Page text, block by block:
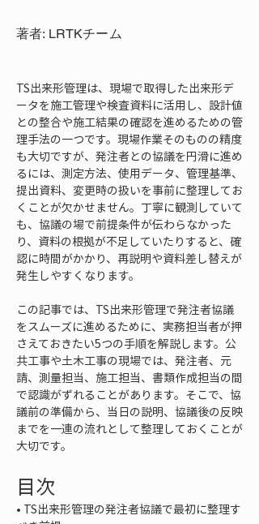
著者: LRTKチーム
TS出来形管理は、現場で取得した出来形デ
ータを施工管理や検査資料に活用し、設計値
との整合や施工結果の確認を進めるための管
理手法の一つです。現場作業そのものの精度
も大切ですが、発注者との協議を円滑に進め
るには、測定方法、使用データ、管理基準、
提出資料、変更時の扱いを事前に整理してお
くことが欠かせません。丁寧に観測していて
も、協議の場で前提条件が伝わらなかった
り、資料の根拠が不足していたりすると、確
認に時間がかかり、再説明や資料差し替えが
発生しやすくなります。
この記事では、TS出来形管理で発注者協議
をスムーズに進めるために、実務担当者が押
さえておきたい5つの手順を解説します。公
共工事や土木工事の現場では、発注者、元
請、測量担当、施工担当、書類作成担当の間
で認識がずれることがあります。そこで、協
議前の準備から、当日の説明、協議後の反映
までを一連の流れとして整理しておくことが
大切です。
目次
• TS出来形管理の発注者協議で最初に整理す